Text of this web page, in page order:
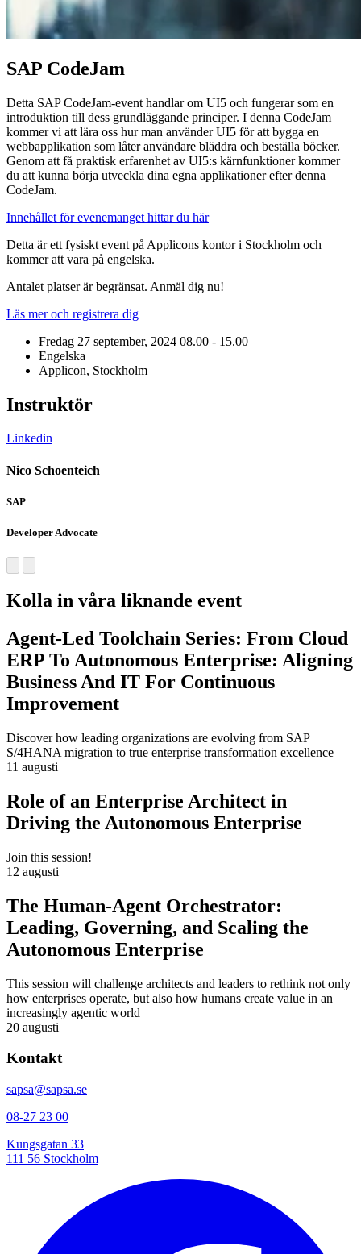
SAP CodeJam
Detta SAP CodeJam-event handlar om UI5 och fungerar som en
introduktion till dess grundläggande principer. I denna CodeJam
kommer vi att lära oss hur man använder UI5 för att bygga en
webbapplikation som låter användare bläddra och beställa böcker.
Genom att få praktisk erfarenhet av UI5:s kärnfunktioner kommer
du att kunna börja utveckla dina egna applikationer efter denna
CodeJam.
Innehållet för evenemanget hittar du här
Detta är ett fysiskt event på Applicons kontor i Stockholm och
kommer att vara på engelska.
Antalet platser är begränsat. Anmäl dig nu!
Läs mer och registrera dig
Fredag 27 september, 2024 08.00 - 15.00
Engelska
Applicon, Stockholm
Instruktör
Linkedin
Nico Schoenteich
SAP
Developer Advocate
Kolla in våra liknande event
Agent-Led Toolchain Series: From Cloud
ERP To Autonomous Enterprise: Aligning
Business And IT For Continuous
Improvement
Discover how leading organizations are evolving from SAP
S/4HANA migration to true enterprise transformation excellence
11 augusti
Role of an Enterprise Architect in
Driving the Autonomous Enterprise
Join this session!
12 augusti
The Human-Agent Orchestrator:
Leading, Governing, and Scaling the
Autonomous Enterprise
This session will challenge architects and leaders to rethink not only
how enterprises operate, but also how humans create value in an
increasingly agentic world
20 augusti
Kontakt
sapsa@sapsa.se
08-27 23 00
Kungsgatan 33
111 56 Stockholm